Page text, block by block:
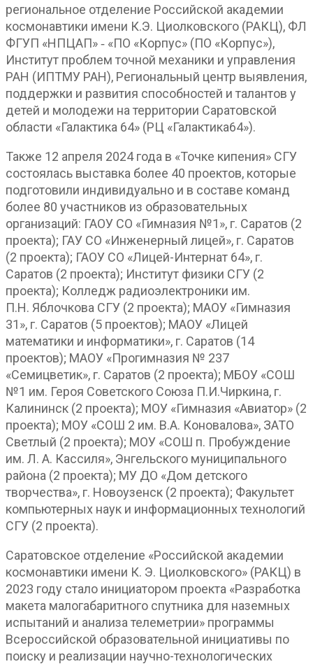
региональное отделение Российской академии
космонавтики имени К.Э. Циолковского (РАКЦ), ФЛ
ФГУП «НПЦАП» ‑ «ПО «Корпус» (ПО «Корпус»),
Институт проблем точной механики и управления
РАН (ИПТМУ РАН), Региональный центр выявления,
поддержки и развития способностей и талантов у
детей и молодежи на территории Саратовской
области «Галактика 64» (РЦ «Галактика64»).
Также 12 апреля 2024 года в «Точке кипения» СГУ
состоялась выставка более 40 проектов, которые
подготовили индивидуально и в составе команд
более 80 участников из образовательных
организаций: ГАОУ СО «Гимназия №1», г. Саратов (2
проекта); ГАУ СО «Инженерный лицей», г. Саратов
(2 проекта); ГАОУ СО «Лицей-Интернат 64», г.
Саратов (2 проекта); Институт физики СГУ (2
проекта); Колледж радиоэлектроники им.
П.Н. Яблочкова СГУ (2 проекта); МАОУ «Гимназия
31», г. Саратов (5 проектов); МАОУ «Лицей
математики и информатики», г. Саратов (14
проектов); МАОУ «Прогимназия № 237
«Семицветик», г. Саратов (2 проекта); МБОУ «СОШ
№1 им. Героя Советского Союза П.И.Чиркина, г.
Калининск (2 проекта); МОУ «Гимназия «Авиатор» (2
проекта); МОУ «СОШ 2 им. В.А. Коновалова», ЗАТО
Светлый (2 проекта); МОУ «СОШ п. Пробуждение
им. Л. А. Кассиля», Энгельского муниципального
района (2 проекта); МУ ДО «Дом детского
творчества», г. Новоузенск (2 проекта); Факультет
компьютерных наук и информационных технологий
СГУ (2 проекта).
Саратовское отделение «Российской академии
космонавтики имени К. Э. Циолковского» (РАКЦ) в
2023 году стало инициатором проекта «Разработка
макета малогабаритного спутника для наземных
испытаний и анализа телеметрии» программы
Всероссийской образовательной инициативы по
поиску и реализации научно-технологических